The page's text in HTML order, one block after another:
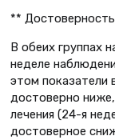
**
В обеих группах
неделе
этом показатели
достоверно
лечения (24-я
достоверное